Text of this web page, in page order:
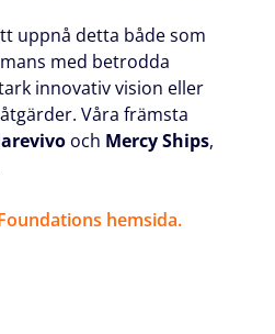
uppnå detta både som
med betrodda
innovativ vision eller
Våra främsta
och Mercy Ships,
hemsida.